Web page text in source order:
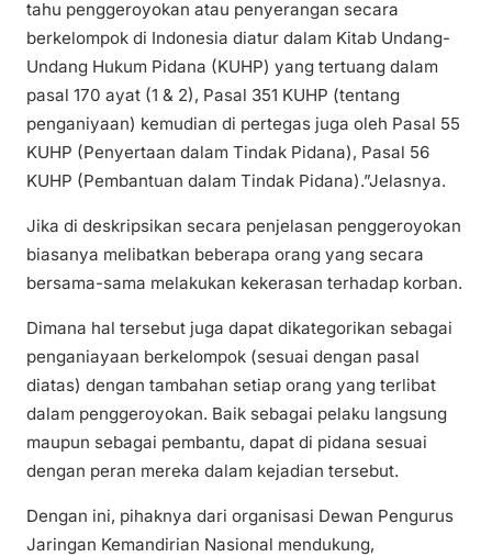
tahu penggeroyokan atau penyerangan secara
berkelompok di Indonesia diatur dalam Kitab Undang-
Undang Hukum Pidana (KUHP) yang tertuang dalam
pasal 170 ayat (1 & 2), Pasal 351 KUHP (tentang
penganiyaan) kemudian di pertegas juga oleh Pasal 55
KUHP (Penyertaan dalam Tindak Pidana), Pasal 56
KUHP (Pembantuan dalam Tindak Pidana).”Jelasnya.
Jika di deskripsikan secara penjelasan penggeroyokan
biasanya melibatkan beberapa orang yang secara
bersama-sama melakukan kekerasan terhadap korban.
Dimana hal tersebut juga dapat dikategorikan sebagai
penganiayaan berkelompok (sesuai dengan pasal
diatas) dengan tambahan setiap orang yang terlibat
dalam penggeroyokan. Baik sebagai pelaku langsung
maupun sebagai pembantu, dapat di pidana sesuai
dengan peran mereka dalam kejadian tersebut.
Dengan ini, pihaknya dari organisasi Dewan Pengurus
Jaringan Kemandirian Nasional mendukung,